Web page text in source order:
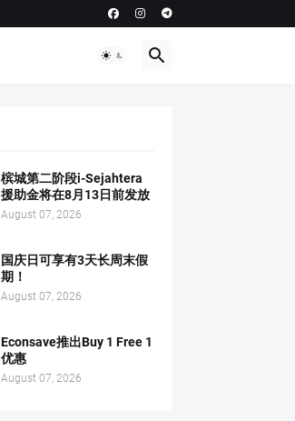
槟城第二阶段i-Sejahtera
援助金将在8月13日前发放
August 07, 2026
国庆日可享有3天长周末假
期！
August 07, 2026
Econsave推出Buy 1 Free 1
优惠
August 07, 2026